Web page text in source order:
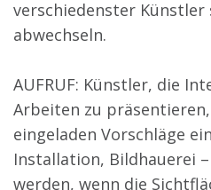
verschiedenster Künstler
abwechseln.
AUFRUF: Künstler, die
Arbeiten zu
eingeladen Vorschläge
Installation, Bildhauerei
werden, wenn die